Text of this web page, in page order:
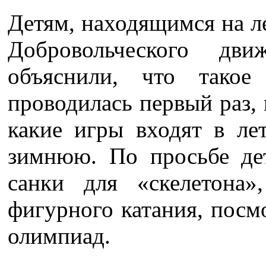
Детям, находящимся на
Добровольческого
объяснили, что
проводилась первый
какие игры входят в
зимнюю. По просьбе
санки для
фигурного катания,
олимпиад.